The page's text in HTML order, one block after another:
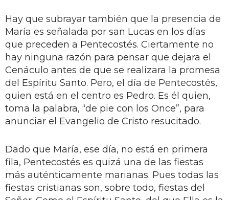
Hay que subrayar también que la presencia de
María es señalada por san Lucas en los días
que preceden a Pentecostés. Ciertamente no
hay ninguna razón para pensar que dejara el
Cenáculo antes de que se realizara la promesa
del Espíritu Santo. Pero, el día de Pentecostés,
quien está en el centro es Pedro. Es él quien,
toma la palabra, “de pie con los Once”, para
anunciar el Evangelio de Cristo resucitado.
Dado que María, ese día, no está en primera
fila, Pentecostés es quizá una de las fiestas
más auténticamente marianas. Pues todas las
fiestas cristianas son, sobre todo, fiestas del